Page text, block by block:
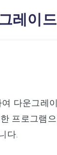
레이
다운그레
프로그램
다.